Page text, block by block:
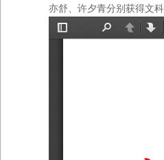
亦舒、许夕青分别获得文